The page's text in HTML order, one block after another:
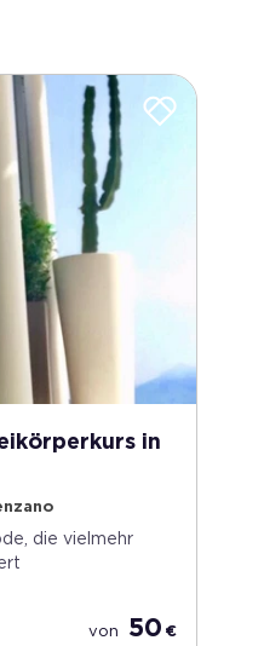
in
die vielmehr
von 50 €